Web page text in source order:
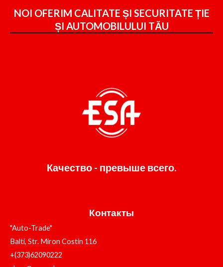
NOI OFERIM CALITATE ȘI SECURITATE ȚIE
ȘI AUTOMOBILULUI TĂU
Качество - превыше всего.
Контакты
"Auto-Trade"
Balti, Str. Miron Costin 116
+(373)62090222